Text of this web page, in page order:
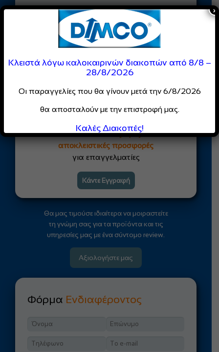
Κάντε εγγραφή στο Newsletter μας!
Είσαι Επαγγελματίας;
Γίνε Μέλος της
Κοινότητας
Απόλαυσεειδικές τιμέςκαι
αποκλειστικές προσφορές
για επαγγελματίες
Κάντε Εγγραφή
Θα μας τιμούσε ιδιαίτερα να μοιραστείτε
τη γνώμη σας για τα προϊόντα και τις
υπηρεσίες μας με ένα σύντομο review.
Αξιολογήστε μας
Φόρμα Ενδιαφέροντος
Κλειστά λόγω καλοκαιρινών διακοπών από 8/8 –
28/8/2026
Οι παραγγελίες που θα γίνουν μετά την 6/8/2026
θα αποσταλούν με την επιστροφή μας.
Καλές Διακοπές!
×